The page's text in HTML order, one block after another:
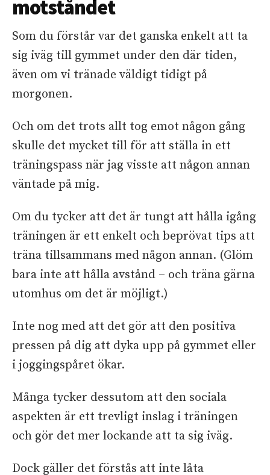
motståndet
Som du förstår var det ganska enkelt att ta
sig iväg till gymmet under den där tiden,
även om vi tränade väldigt tidigt på
morgonen.
Och om det trots allt tog emot någon gång
skulle det mycket till för att ställa in ett
träningspass när jag visste att någon annan
väntade på mig.
Om du tycker att det är tungt att hålla igång
träningen är ett enkelt och beprövat tips att
träna tillsammans med någon annan. (Glöm
bara inte att hålla avstånd – och träna gärna
utomhus om det är möjligt.)
Inte nog med att det gör att den positiva
pressen på dig att dyka upp på gymmet eller
i joggingspåret ökar.
Många tycker dessutom att den sociala
aspekten är ett trevligt inslag i träningen
och gör det mer lockande att ta sig iväg.
Dock gäller det förstås att inte låta